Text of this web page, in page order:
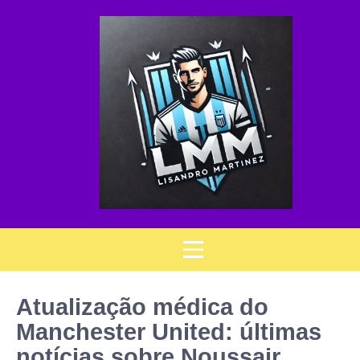
Atualização médica do
Manchester United: últimas